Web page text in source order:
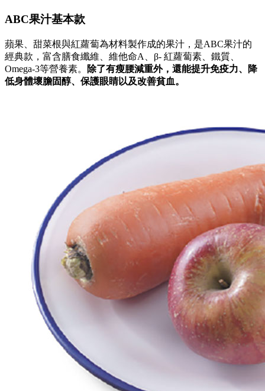
ABC果汁基本款
蘋果、甜菜根與紅蘿蔔為材料製作成的果汁，是ABC果汁的
經典款，富含膳食纖維、維他命A、β- 紅蘿蔔素、鐵質、
Omega-3等營養素。
除了有瘦腰減重外，還能提升免疫力、降
低身體壞膽固醇、保護眼睛以及改善貧血。